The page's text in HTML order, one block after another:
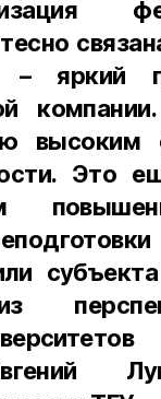
– яркий
высоким
Это